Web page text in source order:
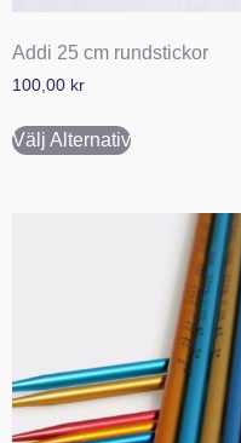
Addi 25 cm rundstickor
100,00 kr
Välj Alternativ